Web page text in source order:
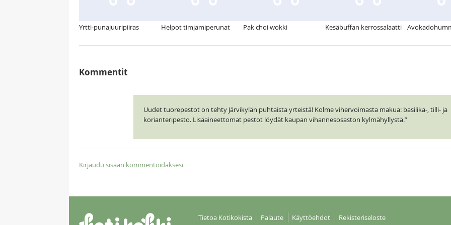
Yrtti-punajuuripiiras Helpot timjamiperunat Pak choi wokki Kesäbuffan kerrossalaatti
Kommentit
Uudet tuorepestot on tehty Järvikylän puhtaista yrteistä! Kolme vihervoimasta makua: basilika-, tilli- ja
korianteripesto. Lisäaineettomat pestot löydät kaupan vihannesosaston kylmähyllystä.”
Kirjaudu sisään kommentoidaksesi
Tietoa Kotikokista Palaute Käyttöehdot Rekisteriseloste